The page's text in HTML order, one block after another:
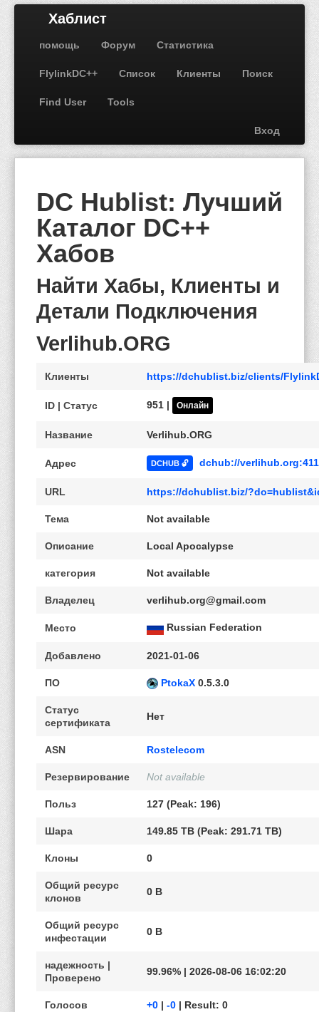
Хаблист
помощь Форум Статистика
FlylinkDC++ Список Клиенты Поиск
Find User Tools
Вход
DC Hublist: Лучший
Каталог DC++
Хабов
Найти Хабы, Клиенты и
Детали Подключения
Verlihub.ORG
Клиенты https://dchublist.biz/clients/
ID | Статус 951 | Онлайн
Название Verlihub.ORG
Адрес DCHUB 🔓 dchub://
URL https://dchublist.biz/
Тема Not available
Описание Local Apocalypse
категория Not available
Владелец verlihub.org@gmail.com
Место Russian Federation
Добавлено 2021-01-06
ПО PtokaX 0.5.3.0
Статус
сертификата
Нет
ASN Rostelecom
Резервирование Not available
Польз 127 (Peak: 196)
Шара 149.85 TB (Peak: 291.71 TB)
Клоны 0
Общий ресурс
клонов
0 B
Общий ресурс
инфестации
0 B
надежность |
Проверено
99.96% | 2026-08-06 16:02:20
Голосов +0 | -0 | Result: 0